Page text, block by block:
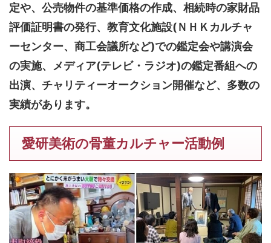
定や、公売物件の基準価格の作成、相続時の家財品
評価証明書の発行、教育文化施設(ＮＨＫカルチャ
ーセンター、商工会議所など)での鑑定会や講演会
の実施、メディア(テレビ・ラジオ)の鑑定番組への
出演、チャリティーオークション開催など、多数の
実績があります。
愛研美術の骨董カルチャー活動例